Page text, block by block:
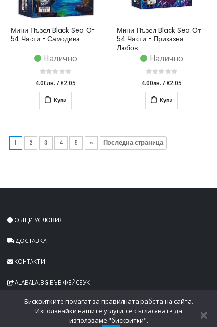
Мини Пъзел Black Sea От
54 Части - Самодива
Налично
4.00лв. /€2.05
Купи
Мини Пъзел Black Sea От
54 Части - Приказна
Любов
Налично
4.00лв. /€2.05
Купи
1 2 3 4 5 » Последна страница
ОБЩИ УСЛОВИЯ
ДОСТАВКА
КОНТАКТИ
ALABALA.BG ВЪВ ФЕЙСБУК
Бисквитките помагат за правилната работа на сайта.
Използвайки нашите услуги, се съгласявате да
използваме "бисквитки".